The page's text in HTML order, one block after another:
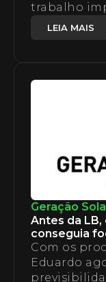
trabalho
LEIA MAIS
Geração
Antes da
conseguia
Com os
Eduardo